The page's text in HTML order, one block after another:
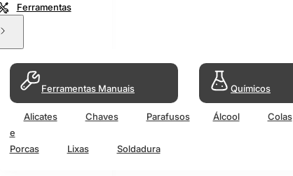
Ferramentas
Ferramentas Manuais
Alicates Chaves
Parafusos
e
Porcas
Lixas Soldadura
Químicos
Álcool Colas